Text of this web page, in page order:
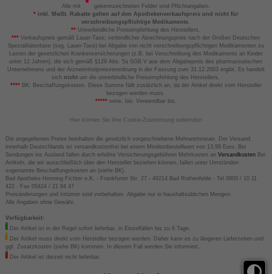
Alle mit
gekennzeichneten Felder sind Pflichtangaben.
*inkl. MwSt. Rabatte gelten auf den Apothekenverkaufspreis und nicht für
verschreibungspflichtige Medikamente.
** Unverbindliche Preisempfehlung des Herstellers.
*** Verkaufspreis gemäß Lauer-Taxe; verbindlicher Abrechnungspreis nach der Großen Deutschen
Spezialitätentaxe (sog. Lauer-Taxe) bei Abgabe von nicht verschreibungspflichtigen Medikamenten zu
Lasten der gesetzlichen Krankenversicherungen (z.B. bei Verschreibung des Medikaments an Kinder
unter 12 Jahren), die sich gemäß §129 Abs. 5a SGB V aus dem Abgabepreis des pharmazeutischen
Unternehmens und der Arzneimittelpreisverordnung in der Fassung zum 31.12.2003 ergibt. Es handelt
sich nicht um die unverbindliche Preisempfehlung des Herstellers.
****BK: Beschaffungskosten. Diese Summe fällt zusätzlich an, da der Artikel direkt vom Hersteller
bezogen werden muss.
*****verw. bis: Verwendbar bis.
Hier können Sie Ihre Cookie-Zustimmung widerrufen
Die angegebenen Preise beinhalten die gesetzlich vorgeschriebene Mehrwertsteuer. Der Versand
innerhalb Deutschlands ist versandkostenfrei bei einem Mindestbestellwert von 13,99 Euro. Bei
Sendungen ins Ausland fallen durch erhöhte Versicherungsgebühren Mehrkosten an VersandkostenBei
Artikeln, die wir ausschließlich über den Hersteller beziehen können, fallen unter Umständen
sogenannte Beschaffungskosten an (siehe BK).
Bad Apotheke Henning Fichter e.K. - Frankfurter Str. 27 - 49214 Bad Rothenfelde - Tel 0800 / 10 11
422 - Fax 05424 / 21 64 47
Preisänderungen und Irrtümer sind vorbehalten. Abgabe nur in haushaltsüblichen Mengen.
Alle Angaben ohne Gewähr.
Verfügbarkeit:
Der Artikel ist in der Regel sofort lieferbar, in Einzelfällen bis zu 6 Tage.
Der Artikel muss direkt vom Hersteller bezogen werden. Daher kann es zu längeren Lieferzeiten und
ggf. Zusatzkosten (siehe BK) kommen. In diesem Fall werden Sie informiert.
Der Artikel ist derzeit nicht lieferbar.